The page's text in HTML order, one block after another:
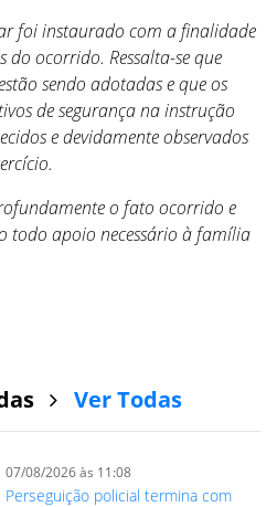
foi instaurado com a finalidade
ocorrido. Ressalta-se que
sendo adotadas e que os
de segurança na instrução
e devidamente observados
o fato ocorrido e
todo apoio necessário à família
Ver Todas
07/08/2026 às 11:08
Perseguição policial termina com